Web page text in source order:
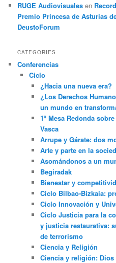
RUGE Audiovisuales en
Premio Princesa de Asturias
DeustoForum
CATEGORIES
Conferencias
Ciclo
¿Hacia una nueva era?
¿Los Derechos
un mundo en
1º Mesa Redonda
Vasca
Arrupe y Gárate: dos
Arte y parte en la
Asomándonos a un
Begiradak
Bienestar y
Ciclo Bilbao-Bizkaia:
Ciclo Innovación y
Ciclo Justicia para la
y justicia restaurativa:
de terrorismo
Ciencia y Religión
Ciencia y religión: